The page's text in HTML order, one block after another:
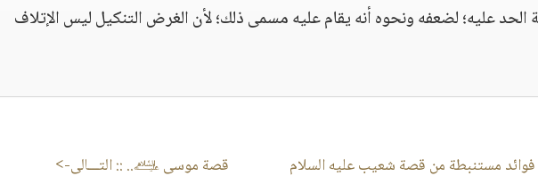
عليه؛ لضعفه ونحوه أنه يقام عليه مسمى ذلك؛ لأن الغرض التنكيل ليس الإتلاف
فوائد مستنبطة من قصة شعيب عليه السلام قصة موسى ﵇.. :: التـــالى->